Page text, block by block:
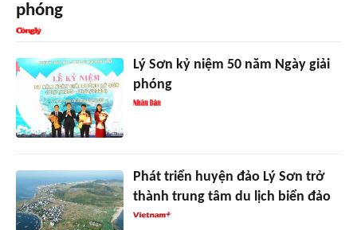
phóng
Lý Sơn kỷ niệm 50 năm Ngày giải
phóng
Phát triển huyện đảo Lý Sơn trở
thành trung tâm du lịch biển đảo